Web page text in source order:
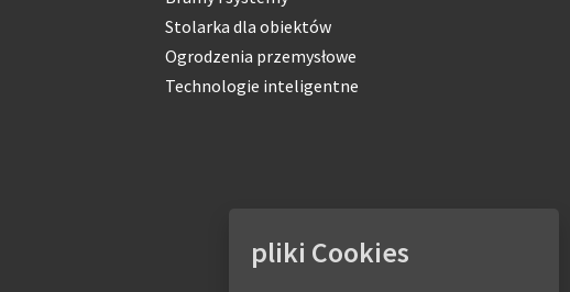
Stolarka dla obiektów
Ogrodzenia przemysłowe
Technologie inteligentne
pliki Cookies